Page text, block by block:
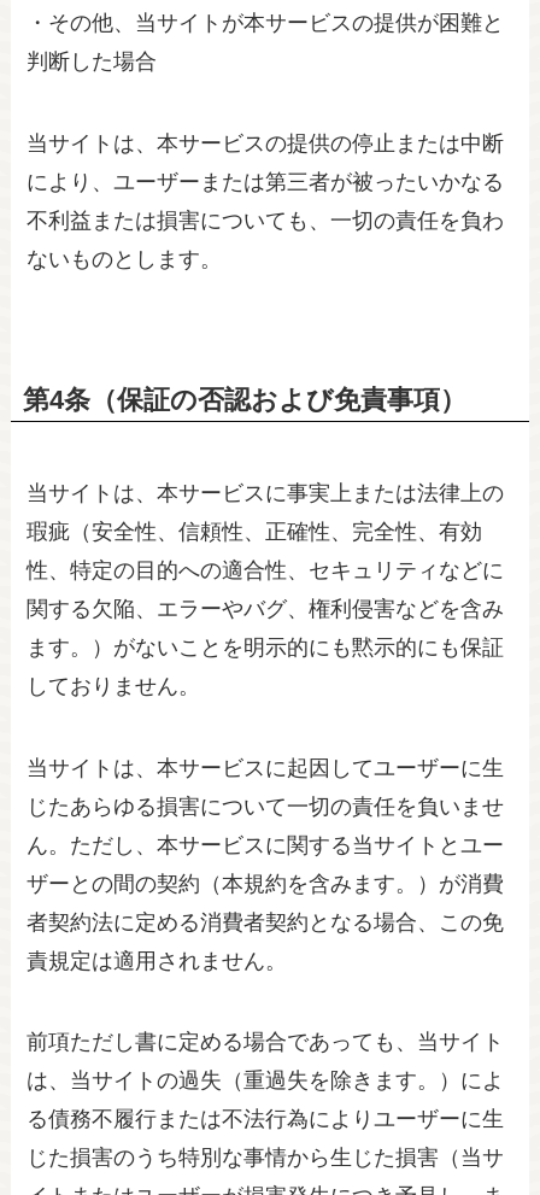
・その他、当サイトが本サービスの提供が困難と
判断した場合
当サイトは、本サービスの提供の停止または中断
により、ユーザーまたは第三者が被ったいかなる
不利益または損害についても、一切の責任を負わ
ないものとします。
第4条（保証の否認および免責事項）
当サイトは、本サービスに事実上または法律上の
瑕疵（安全性、信頼性、正確性、完全性、有効
性、特定の目的への適合性、セキュリティなどに
関する欠陥、エラーやバグ、権利侵害などを含み
ます。）がないことを明示的にも黙示的にも保証
しておりません。
当サイトは、本サービスに起因してユーザーに生
じたあらゆる損害について一切の責任を負いませ
ん。ただし、本サービスに関する当サイトとユー
ザーとの間の契約（本規約を含みます。）が消費
者契約法に定める消費者契約となる場合、この免
責規定は適用されません。
前項ただし書に定める場合であっても、当サイト
は、当サイトの過失（重過失を除きます。）によ
る債務不履行または不法行為によりユーザーに生
じた損害のうち特別な事情から生じた損害（当サ